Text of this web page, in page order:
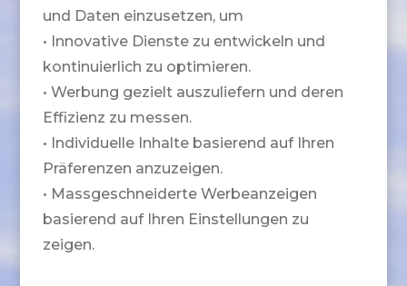
und Daten einzusetzen, um
• Innovative Dienste zu entwickeln und
kontinuierlich zu optimieren.
• Werbung gezielt auszuliefern und deren
Effizienz zu messen.
• Individuelle Inhalte basierend auf Ihren
Präferenzen anzuzeigen.
• Massgeschneiderte Werbeanzeigen
basierend auf Ihren Einstellungen zu
zeigen.